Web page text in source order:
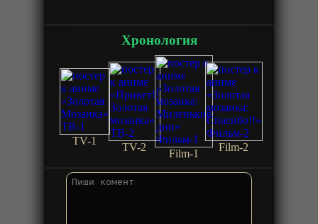
Хронология
TV-1
TV-2
Film-1
Film-2